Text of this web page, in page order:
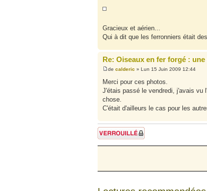
Gracieux et aérien...
Qui à dit que les ferronniers était
Re: Oiseaux en fer forgé :
de calderic » Lun 15 Juin 2009 12:44
Merci pour ces photos.
J'étais passé le vendredi, j'avais vu
chose.
C'était d'ailleurs le cas pour les
Sujet verrouillé